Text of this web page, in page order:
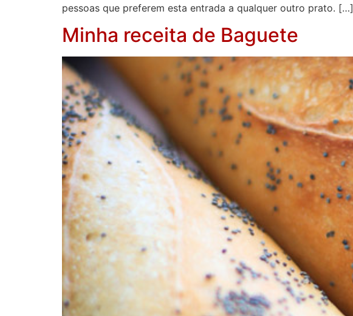
pessoas que preferem esta entrada a qualquer outro prato. […]
Minha receita de Baguete